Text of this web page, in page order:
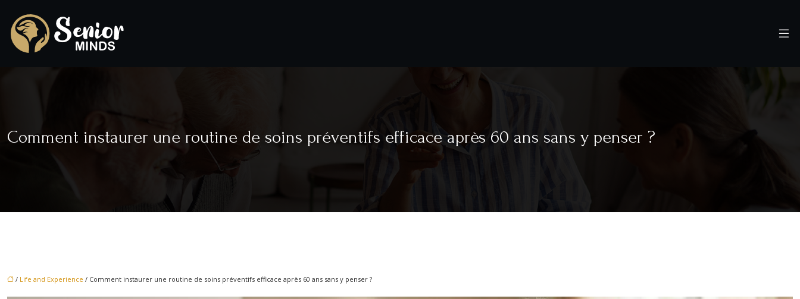
Comment instaurer une routine de soins préventifs efficace après 60 ans sans y penser ?
/ Life and Experience / Comment instaurer une routine de soins préventifs efficace après 60 ans sans y penser ?